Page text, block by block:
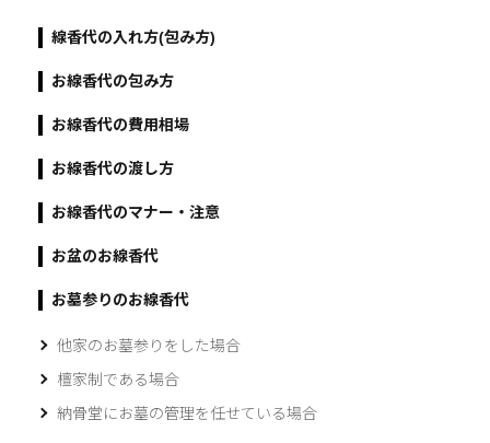
線香代の入れ方(包み方)
お線香代の包み方
お線香代の費用相場
お線香代の渡し方
お線香代のマナー・注意
お盆のお線香代
お墓参りのお線香代
他家のお墓参りをした場合
檀家制である場合
納骨堂にお墓の管理を任せている場合